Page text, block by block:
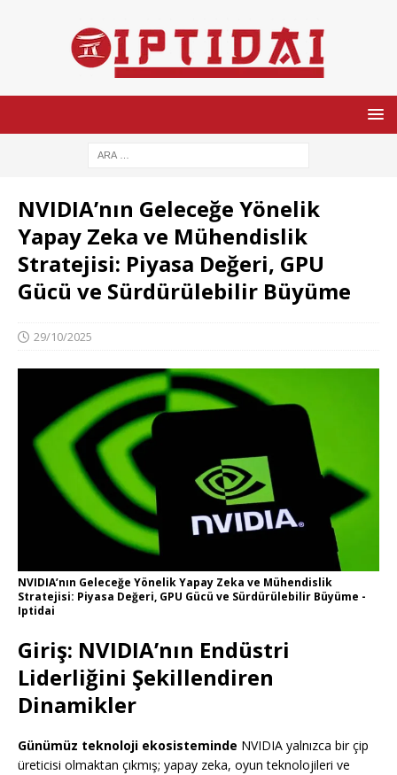
NVIDIA’nın Geleceğe Yönelik
Yapay Zeka ve Mühendislik
Stratejisi: Piyasa Değeri, GPU
Gücü ve Sürdürülebilir Büyüme
29/10/2025
NVIDIA’nın Geleceğe Yönelik Yapay Zeka ve Mühendislik
Stratejisi: Piyasa Değeri, GPU Gücü ve Sürdürülebilir Büyüme -
Iptidai
Giriş: NVIDIA’nın Endüstri
Liderliğini Şekillendiren
Dinamikler
Günümüz teknoloji ekosisteminde NVIDIA yalnızca bir çip
üreticisi olmaktan çıkmış; yapay zeka, oyun teknolojileri ve